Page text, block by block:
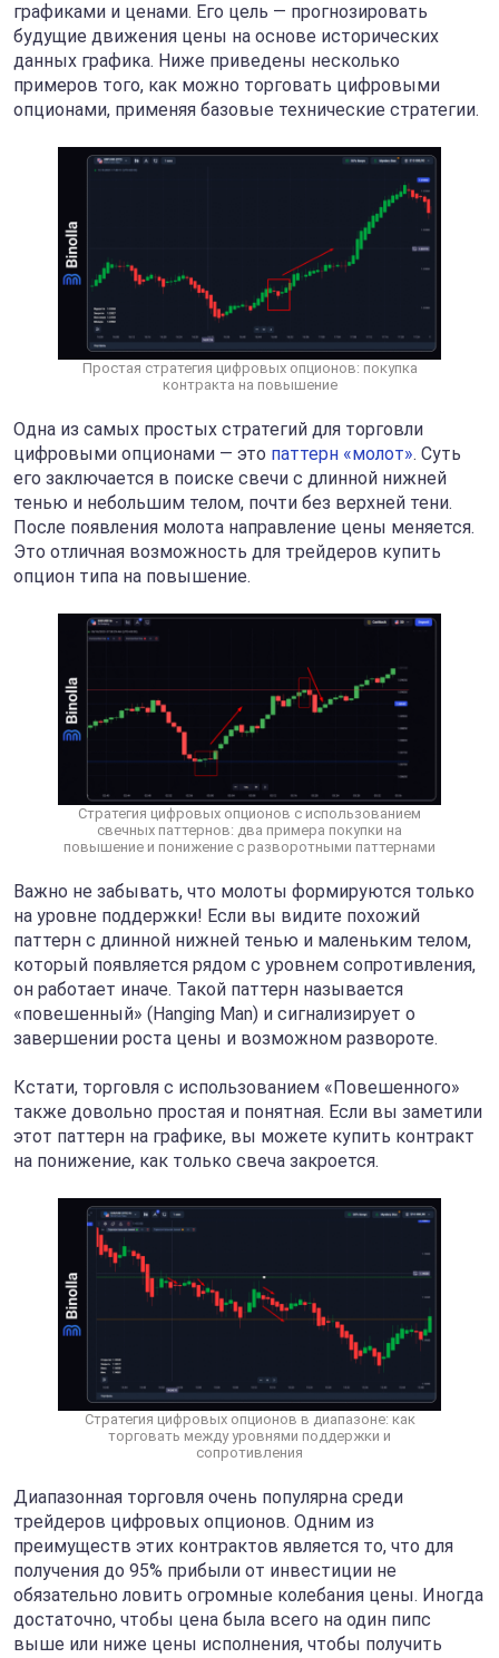
графиками и ценами. Его цель — прогнозировать
будущие движения цены на основе исторических
данных графика. Ниже приведены несколько
примеров того, как можно торговать цифровыми
опционами, применяя базовые технические стратегии.
Простая стратегия цифровых опционов: покупка
контракта на повышение
Одна из самых простых стратегий для торговли
цифровыми опционами — это паттерн «молот». Суть
его заключается в поиске свечи с длинной нижней
тенью и небольшим телом, почти без верхней тени.
После появления молота направление цены меняется.
Это отличная возможность для трейдеров купить
опцион типа на повышение.
Стратегия цифровых опционов с использованием
свечных паттернов: два примера покупки на
повышение и понижение с разворотными паттернами
Важно не забывать, что молоты формируются только
на уровне поддержки! Если вы видите похожий
паттерн с длинной нижней тенью и маленьким телом,
который появляется рядом с уровнем сопротивления,
он работает иначе. Такой паттерн называется
«повешенный» (Hanging Man) и сигнализирует о
завершении роста цены и возможном развороте.
Кстати, торговля с использованием «Повешенного»
также довольно простая и понятная. Если вы заметили
этот паттерн на графике, вы можете купить контракт
на понижение, как только свеча закроется.
Стратегия цифровых опционов в диапазоне: как
торговать между уровнями поддержки и
сопротивления
Диапазонная торговля очень популярна среди
трейдеров цифровых опционов. Одним из
преимуществ этих контрактов является то, что для
получения до 95% прибыли от инвестиции не
обязательно ловить огромные колебания цены. Иногда
достаточно, чтобы цена была всего на один пипс
выше или ниже цены исполнения, чтобы получить